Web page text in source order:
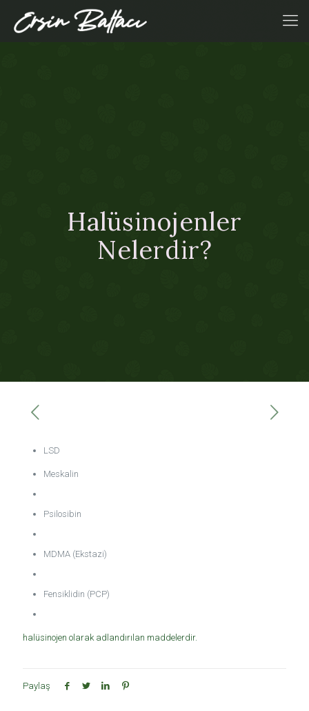
Halüsinojenler
Nelerdir?
LSD
Meskalin
Psilosibin
MDMA (Ekstazi)
Fensiklidin (PCP)
halüsinojen olarak adlandırılan maddelerdir.
Paylaş